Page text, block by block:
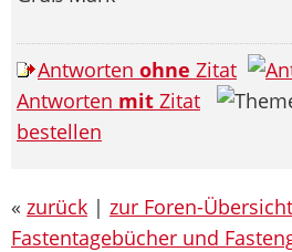
Antworten ohne Zitat
Antworten mit Zitat
bestellen
« zurück | zur Foren-Übersicht
Fastentagebücher und